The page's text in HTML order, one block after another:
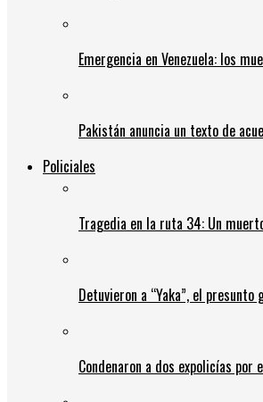
Emergencia en Venezuela: los
Pakistán anuncia un texto de
Policiales
Tragedia en la ruta 34: Un
Detuvieron a “Yaka”, el
Condenaron a dos expolicías por